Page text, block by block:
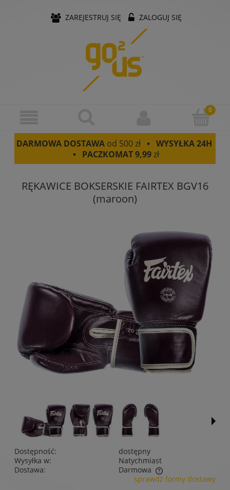
ZAREJESTRUJ SIĘ ZALOGUJ SIĘ
DARMOWA DOSTAWA od 500 zł• WYSYŁKA 24H
• PACZKOMAT9,99zł
RĘKAWICE BOKSERSKIE FAIRTEX BGV16
(maroon)
Dostępność:
dostępny
Wysyłka w:
Natychmiast
Dostawa:
Darmowa
Cena nie zawiera ewentualnych kosztów płatności
sprawdź formy dostawy